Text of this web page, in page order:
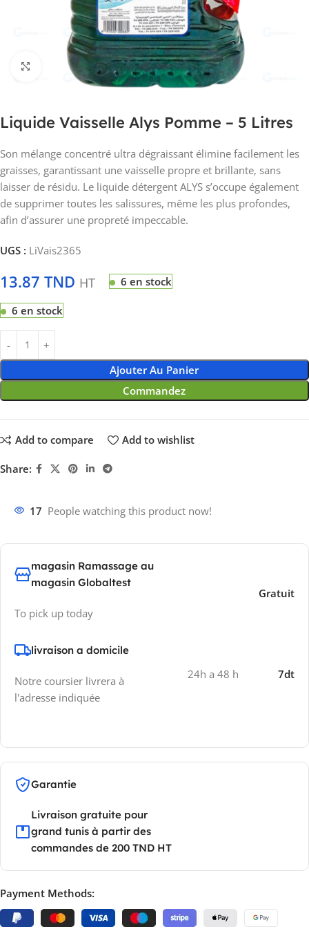
Click to enlarge
Liquide Vaisselle Alys Pomme – 5 Litres
Son mélange concentré ultra dégraissant élimine facilement les
graisses, garantissant une vaisselle propre et brillante, sans
laisser de résidu. Le liquide détergent ALYS s’occupe également
de supprimer toutes les salissures, même les plus profondes,
afin d’assurer une propreté impeccable.
UGS : LiVais2365
13.87 TND HT 6 en stock
6 en stock
Ajouter Au Panier
Commandez
Add to compare Add to wishlist
Share:
17 People watching this product now!
magasin Ramassage au
magasin Globaltest
To pick up today
Gratuit
livraison a domicile
Notre coursier livrera à
l'adresse indiquée
24h a 48 h 7dt
Garantie
Livraison gratuite pour
grand tunis à partir des
commandes de 200 TND HT
Payment Methods: